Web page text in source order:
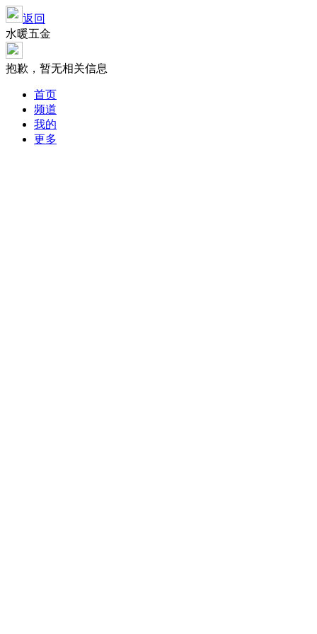
返回
水暖五金
抱歉，暂无相关信息
首页
频道
我的
更多